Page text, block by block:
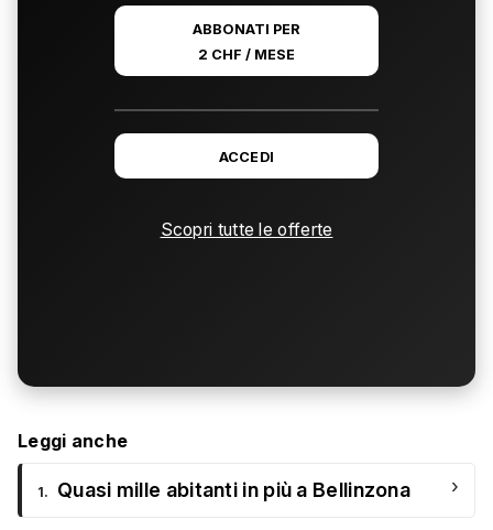
ABBONATI PER
2 CHF / MESE
ACCEDI
Scopri tutte le offerte
Leggi anche
1. Quasi mille abitanti in più a Bellinzona ›